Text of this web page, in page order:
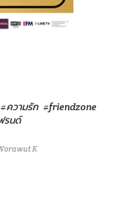
#ความรัก #friendzone
รนด์
K